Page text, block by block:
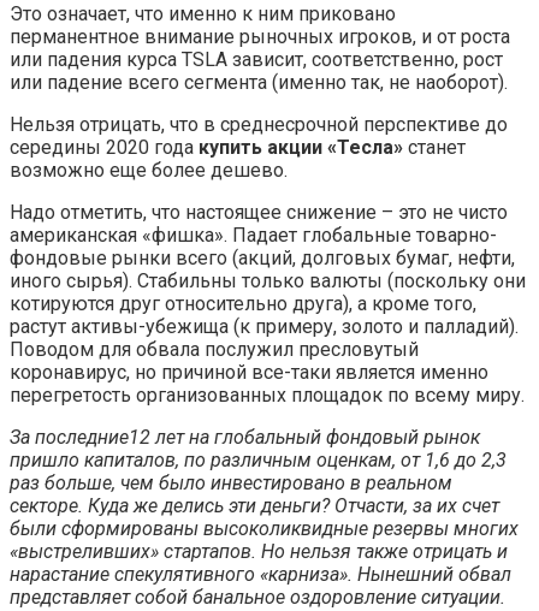
Это означает, что именно к ним приковано
перманентное внимание рыночных игроков, и от роста
или падения курса TSLA зависит, соответственно, рост
или падение всего сегмента (именно так, не наоборот).
Нельзя отрицать, что в среднесрочной перспективе до
середины 2020 года купить акции «Тесла» станет
возможно еще более дешево.
Надо отметить, что настоящее снижение – это не чисто
американская «фишка». Падает глобальные товарно-
фондовые рынки всего (акций, долговых бумаг, нефти,
иного сырья). Стабильны только валюты (поскольку они
котируются друг относительно друга), а кроме того,
растут активы-убежища (к примеру, золото и палладий).
Поводом для обвала послужил пресловутый
коронавирус, но причиной все-таки является именно
перегретость организованных площадок по всему миру.
За последние12 лет на глобальный фондовый рынок
пришло капиталов, по различным оценкам, от 1,6 до 2,3
раз больше, чем было инвестировано в реальном
секторе. Куда же делись эти деньги? Отчасти, за их счет
были сформированы высоколиквидные резервы многих
«выстреливших» стартапов. Но нельзя также отрицать и
нарастание спекулятивного «карниза». Нынешний обвал
представляет собой банальное оздоровление ситуации.